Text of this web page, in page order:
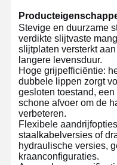
Stevige en duurzame
verdikte slijtvaste
slijtplaten versterkt
langere levensduur.
Hoge grijpefficiëntie:
dubbele lippen zorgt
gesloten toestand,
schone afvoer om de
verbeteren.
Flexibele
staalkabelversies of
hydraulische versies,
kraanconfiguraties.